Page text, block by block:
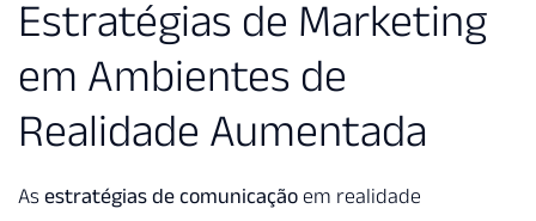
Estratégias de Marketing
em Ambientes de
Realidade Aumentada
As estratégias de comunicação em realidade